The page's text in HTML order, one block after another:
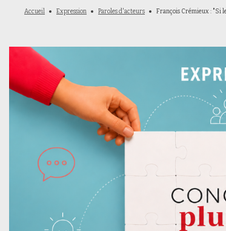
Fil
Accueil Expression Paroles d'acteurs François Crémieux : "Si